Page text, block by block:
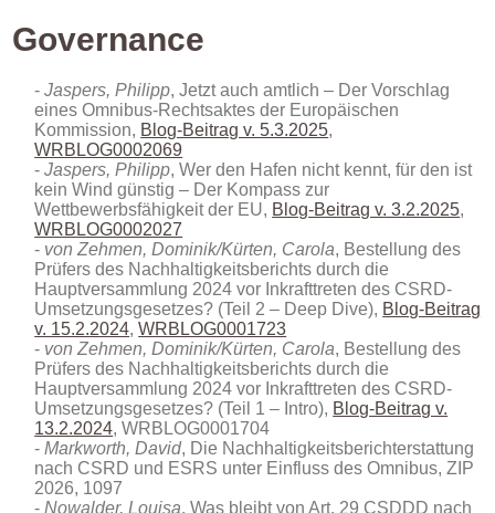
Governance
Jaspers, Philipp, Jetzt auch amtlich – Der Vorschlag
eines Omnibus-Rechtsaktes der Europäischen
Kommission, Blog-Beitrag v. 5.3.2025,
WRBLOG0002069
Jaspers, Philipp, Wer den Hafen nicht kennt, für den ist
kein Wind günstig – Der Kompass zur
Wettbewerbsfähigkeit der EU, Blog-Beitrag v. 3.2.2025,
WRBLOG0002027
von Zehmen, Dominik/Kürten, Carola, Bestellung des
Prüfers des Nachhaltigkeitsberichts durch die
Hauptversammlung 2024 vor Inkrafttreten des CSRD-
Umsetzungsgesetzes? (Teil 2 – Deep Dive), Blog-Beitrag
v. 15.2.2024,WRBLOG0001723
von Zehmen, Dominik/Kürten, Carola, Bestellung des
Prüfers des Nachhaltigkeitsberichts durch die
Hauptversammlung 2024 vor Inkrafttreten des CSRD-
Umsetzungsgesetzes? (Teil 1 – Intro), Blog-Beitrag v.
13.2.2024, WRBLOG0001704
Markworth, David, Die Nachhaltigkeitsberichterstattung
nach CSRD und ESRS unter Einfluss des Omnibus, ZIP
2026, 1097
Nowalder, Louisa, Was bleibt von Art. 29 CSDDD nach